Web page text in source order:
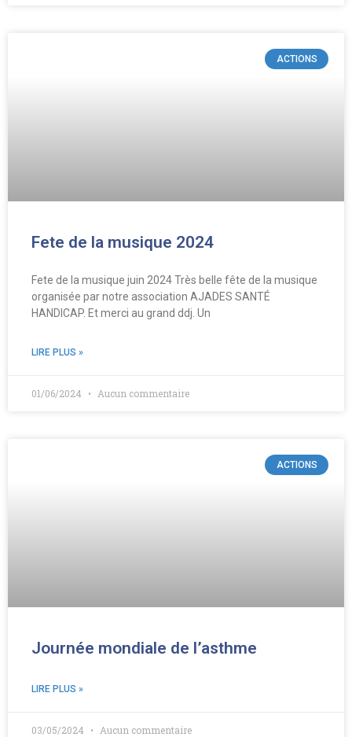
ACTIONS
Fete de la musique 2024
Fete de la musique juin 2024 Très belle fête de la musique
organisée par notre association AJADES SANTÉ
HANDICAP. Et merci au grand ddj. Un
LIRE PLUS »
01/06/2024 Aucun commentaire
ACTIONS
Journée mondiale de l’asthme
LIRE PLUS »
03/05/2024 Aucun commentaire